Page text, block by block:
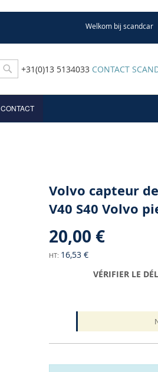
Welkom bij scandcar
+31(0)13 5134033 CONTACT
CONTACT
Volvo capteur
V40 S40 Volvo
20,00 €
16,53 €
VÉRIFIER LE